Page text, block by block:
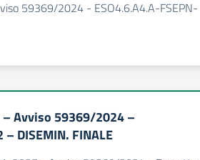
59369/2024 - ESO4.6.A4.A-FSEPN-
– Avviso 59369/2024 –
DISEMIN. FINALE